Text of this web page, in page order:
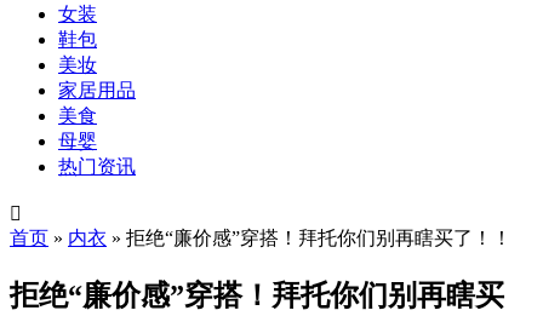
女装
鞋包
美妆
家居用品
美食
母婴
热门资讯

首页 » 内衣 » 拒绝“廉价感”穿搭！拜托你们别再瞎买了！！
拒绝“廉价感”穿搭！拜托你们别再瞎买